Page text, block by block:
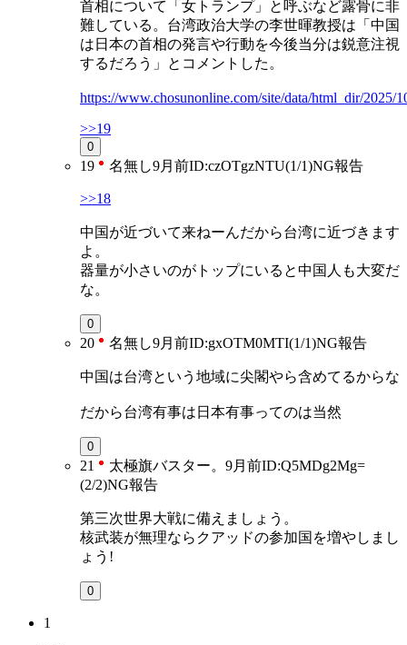
首相について「女トランプ」と呼ぶなど露骨に非
難している。台湾政治大学の李世暉教授は「中国
は日本の首相の発言や行動を今後当分は鋭意注視
するだろう」とコメントした。
https://www.chosunonline.com/site/data/html_dir/2025/
>>19
0
19 名無し9月前ID:czOTgzNTU(1/1)NG報告
>>18
中国が近づいて来ねーんだから台湾に近づきます
よ。
器量が小さいのがトップにいると中国人も大変だ
な。
0
20 名無し9月前ID:gxOTM0MTI(1/1)NG報告
中国は台湾という地域に尖閣やら含めてるからな
だから台湾有事は日本有事ってのは当然
0
21 太極旗バスター。 9月前ID:Q5MDg2Mg=
(2/2)NG報告
第三次世界大戦に備えましょう。
核武装が無理ならクアッドの参加国を増やしまし
ょう!
0
1